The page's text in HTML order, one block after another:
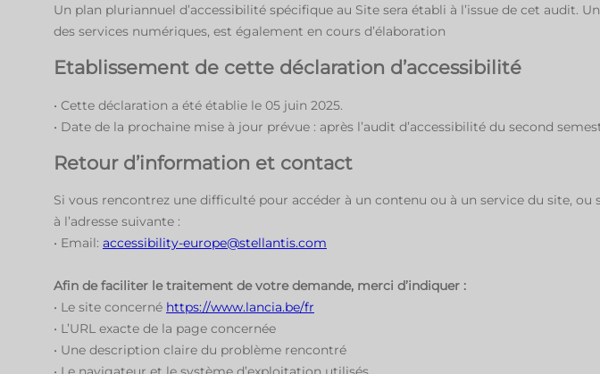
Un plan pluriannuel d’accessibilité spécifique au Site sera établi à l’issue de cet audit.
des services numériques, est également en cours d’élaboration
Etablissement de cette déclaration d’accessibilité
• Cette déclaration a été établie le 05 juin 2025.
• Date de la prochaine mise à jour prévue : après l’audit d’accessibilité du second
Retour d’information et contact
Si vous rencontrez une difficulté pour accéder à un contenu ou à un service du site,
à l’adresse suivante :
• Email: accessibility-europe@stellantis.com
Afin de faciliter le traitement de votre demande, merci d’indiquer :
• Le site concerné https://www.lancia.be/fr
• L’URL exacte de la page concernée
• Une description claire du problème rencontré